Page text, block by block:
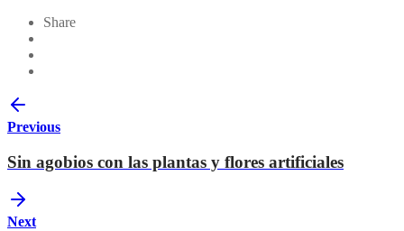
Share
Previous
Sin agobios con las plantas y flores artificiales
Next